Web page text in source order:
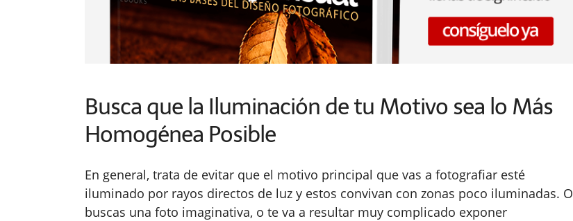
Busca que la Iluminación de tu Motivo sea lo Más
Homogénea Posible
En general, trata de evitar que el motivo principal que vas a fotografiar esté
iluminado por rayos directos de luz y estos convivan con zonas poco iluminadas. O
buscas una foto imaginativa, o te va a resultar muy complicado exponer